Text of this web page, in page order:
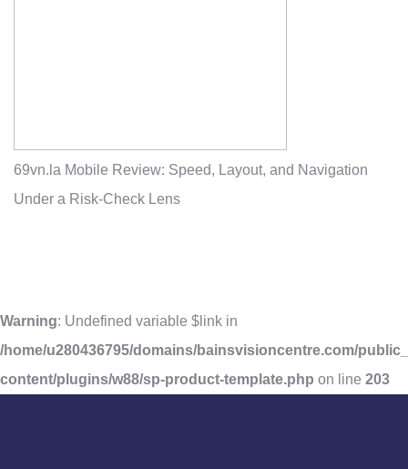
69vn.la Mobile Review: Speed, Layout, and Navigation
Under a Risk-Check Lens
Warning: Undefined variable $link in
/home/u280436795/domains/bainsvisioncentre.com/
content/plugins/w88/sp-product-template.php on line 203